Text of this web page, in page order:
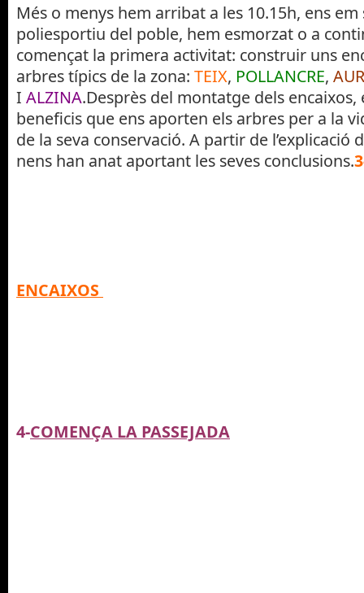
Més o menys hem arribat a les 10.15h, ens
poliesportiu del poble, hem esmorzat o a
començat la primera activitat: construir uns
arbres típics de la zona: TEIX, POLLANCRE,
I ALZINA.Desprès del montatge dels encaixos,
beneficis que ens aporten els arbres per a la
de la seva conservació. A partir de l’explicació
nens han anat aportant les seves conclusions.
ENCAIXOS
4-COMENÇA LA PASSEJADA